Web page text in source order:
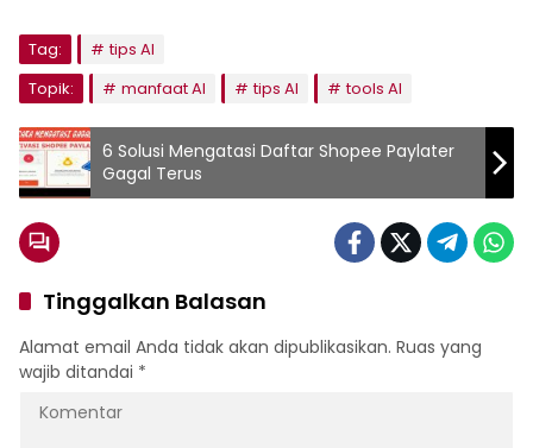
Tag:
tips AI
Topik:
manfaat AI tips AI tools AI
6 Solusi Mengatasi Daftar Shopee Paylater
Gagal Terus
Tinggalkan Balasan
Alamat email Anda tidak akan dipublikasikan. Ruas yang
wajib ditandai *